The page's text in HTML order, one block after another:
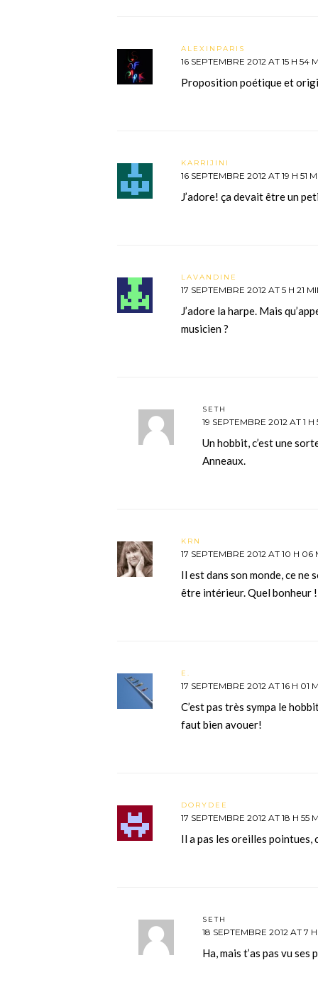
ALEXINPARIS
16 SEPTEMBRE 2012 AT 15 H 54
Proposition poétique et
KARRIJINI
16 SEPTEMBRE 2012 AT 19 H 51
J’adore! ça devait être un
LAVANDINE
17 SEPTEMBRE 2012 AT 5 H 21
J’adore la harpe. Mais
musicien ?
SETH
19 SEPTEMBRE 2012 AT 1 H
Un hobbit, c’est une
Anneaux.
KRN
17 SEPTEMBRE 2012 AT 10 H 06
Il est dans son monde, ce ne
être intérieur. Quel bonheur !
E.
17 SEPTEMBRE 2012 AT 16 H 01
C’est pas très sympa le
faut bien avouer!
DORYDEE
17 SEPTEMBRE 2012 AT 18 H 55
Il a pas les oreilles pointues,
SETH
18 SEPTEMBRE 2012 AT 7
Ha, mais t’as pas vu ses